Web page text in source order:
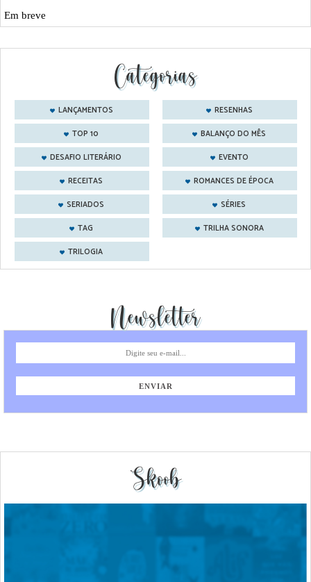
Em breve
Categorias
LANÇAMENTOS
RESENHAS
TOP 10
BALANÇO DO MÊS
DESAFIO LITERÁRIO
EVENTO
RECEITAS
ROMANCES DE ÉPOCA
SERIADOS
SÉRIES
TAG
TRILHA SONORA
TRILOGIA
Newsletter
Skoob